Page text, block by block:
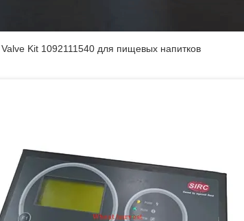
Kit 1092111540 для пищевых напитков